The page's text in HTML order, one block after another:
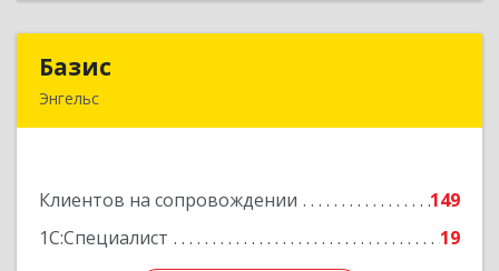
Базис
Энгельс
Клиентов на сопровождении
149
1С:Специалист
19
Подробнее